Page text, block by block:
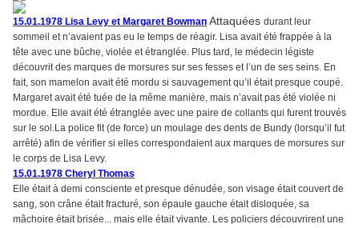
15.01.1978 Lisa Levy et Margaret Bowman Attaquées durant leur
sommeil et n’avaient pas eu le temps de réagir. Lisa avait été frappée à la
tête avec une bûche, violée et étranglée. Plus tard, le médecin légiste
découvrit des marques de morsures sur ses fesses et l’un de ses seins. En
fait, son mamelon avait été mordu si sauvagement qu’il était presque coupé.
Margaret avait été tuée de la même manière, mais n’avait pas été violée ni
mordue. Elle avait été étranglée avec une paire de collants qui furent trouvés
sur le sol.La police fit (de force) un moulage des dents de Bundy (lorsqu’il fut
arrêté) afin de vérifier si elles correspondaient aux marques de morsures sur
le corps de Lisa Levy.
15.01.1978 Cheryl Thomas
Elle était à demi consciente et presque dénudée, son visage était couvert de
sang, son crâne était fracturé, son épaule gauche était disloquée, sa
mâchoire était brisée... mais elle était vivante. Les policiers découvrirent une